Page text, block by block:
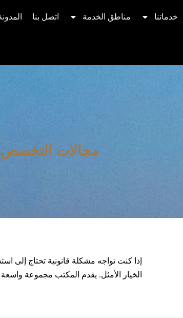
خدماتنا مناطق الخدمة اتصل بنا
مجالات التخصص
إذا كنت تواجه مشكلة قانونية تحتاج إلى
الخيار الأمثل. يقدم المكتب مجموعة